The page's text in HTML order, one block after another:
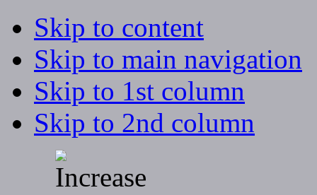
Skip to content
Skip to main navigation
Skip to 1st column
Skip to 2nd column